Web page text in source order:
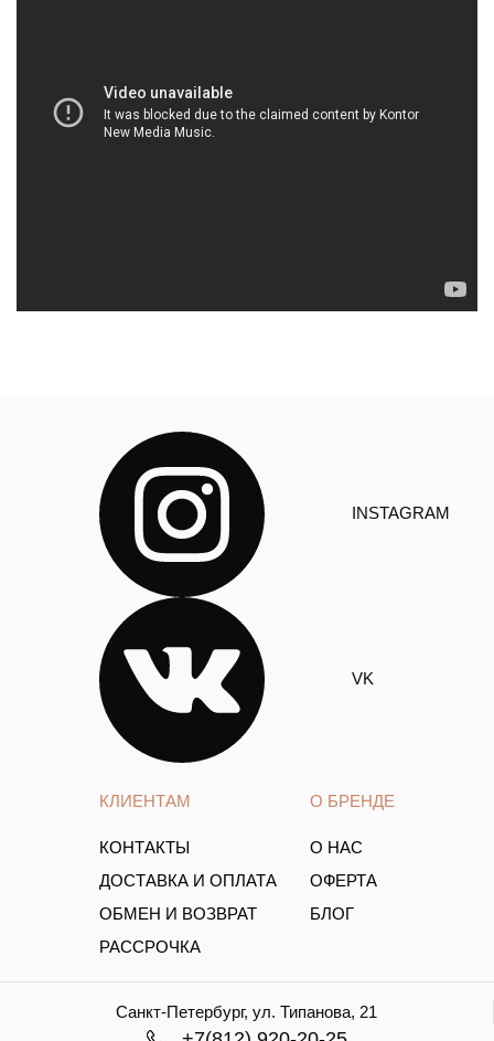
КЛИЕНТАМ
КОНТАКТЫ
ДОСТАВКА И ОПЛАТА
ОБМЕН И ВОЗВРАТ
РАССРОЧКА
О БРЕНДЕ
О НАС
ОФЕРТА
БЛОГ
INSTAGRAM
VK
Санкт-Петербург, ул. Типанова, 21